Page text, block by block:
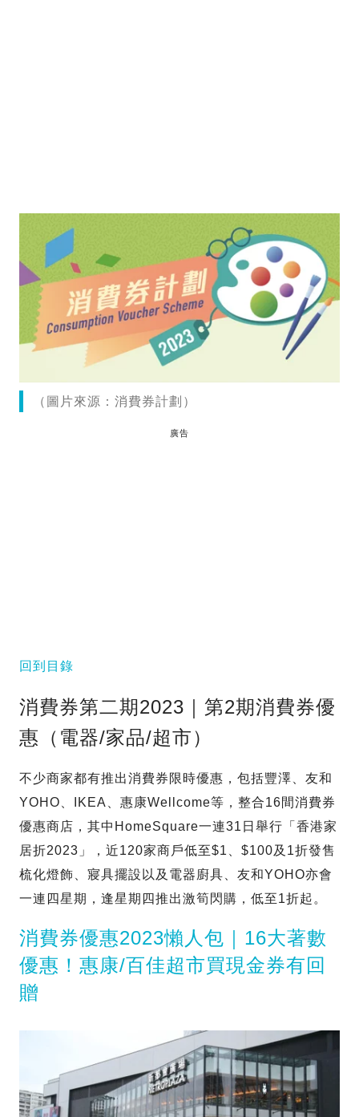
（圖片來源：消費券計劃）
廣告
回到目錄
消費券第二期2023｜第2期消費券優
惠（電器/家品/超市）
不少商家都有推出消費券限時優惠，包括豐澤、友和
YOHO、IKEA、惠康Wellcome等，整合16間消費券
優惠商店，其中HomeSquare一連31日舉行「香港家
居折2023」，近120家商戶低至$1、$100及1折發售
梳化燈飾、寢具擺設以及電器廚具、友和YOHO亦會
一連四星期，逢星期四推出激筍閃購，低至1折起。
消費券優惠2023懶人包｜16大著數
優惠！惠康/百佳超市買現金券有回
贈